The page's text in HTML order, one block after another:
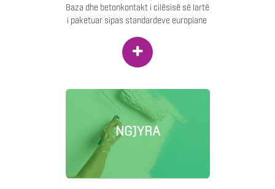
Baza dhe betonkontakt i cilësisë së lartë
i paketuar sipas standardeve europiane
+
NGJYRA